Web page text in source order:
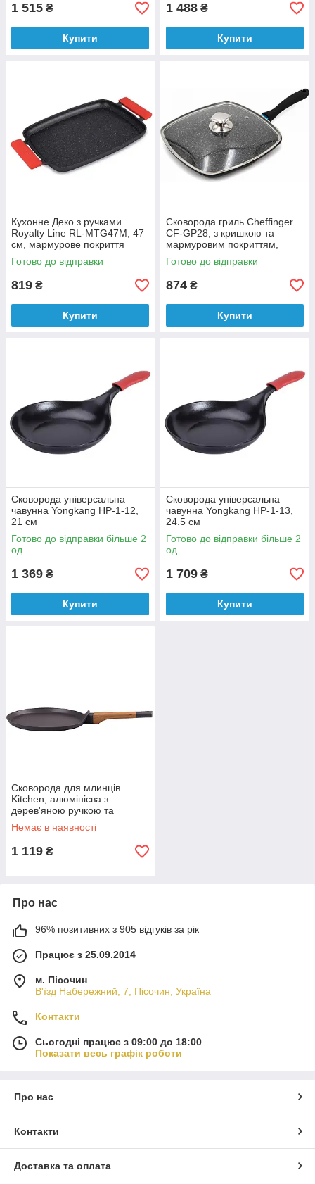
1 515 ₴
Купити
1 488 ₴
Купити
Кухонне Деко з ручками
Royalty Line RL-MTG47M, 47
см, мармурове покриття
Готово до відправки
819 ₴
Купити
Сковорода гриль Cheffinger
CF-GP28, з кришкою та
мармуровим покриттям,
діаметром 28см
Готово до відправки
874 ₴
Купити
Сковорода універсальна
чавунна Yongkang HP-1-12,
21 см
Готово до відправки більше 2
од.
1 369 ₴
Купити
Сковорода універсальна
чавунна Yongkang HP-1-13,
24.5 см
Готово до відправки більше 2
од.
1 709 ₴
Купити
Сковорода для млинців
Kitchen, алюмінієва з
дерев'яною ручкою та
антипригарним покриттям
діаметр 28 см
Немає в наявності
1 119 ₴
Про нас
96% позитивних з 905 відгуків за рік
Працює з 25.09.2014
м. Пісочин
В'їзд Набережний, 7, Пісочин, Україна
Контакти
Сьогодні працює з 09:00 до 18:00
Показати весь графік роботи
Про нас
Контакти
Доставка та оплата